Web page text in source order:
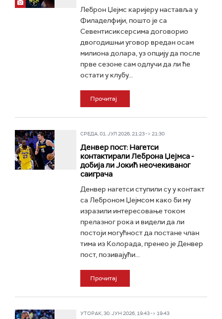
Леброн Џејмс каријеру наставља у
Филаделфији, пошто је са
Севентисиксерсима договорио
двогодишњи уговор вредан осам
милиона долара, уз опцију да после
прве сезоне сам одлучи да ли ће
остати у клубу...
Прочитај
СРЕДА, 01. ЈУЛ 2026, 21:23 -> 21:30
Денвер пост: Нагетси
контактирали Леброна Џејмса -
добија ли Јокић неочекиваног
саиграча
Денвер нагетси ступили су у контакт
са Леброном Џејмсом како би му
изразили интересовање током
прелазног рока и видели да ли
постоји могућност да постане члан
тима из Колорада, пренео је Денвер
пост, позивајући...
Прочитај
УТОРАК, 30. ЈУН 2026, 19:43 -> 19:43